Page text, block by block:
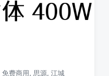
免费商用, 思源, 江城